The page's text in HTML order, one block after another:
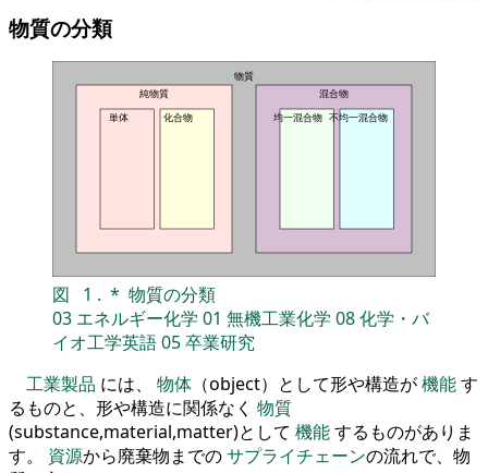
物質の分類
物質
純物質
単体
化合物
混合物
均一混合物 不均一混合物
図 1 . * 物質の分類
03 エネルギー化学 01 無機工業化学 08化学・バ
イオ工学英語05卒業研究
工業製品 には、 物体 （object）として形や構造が機能す
るものと、形や構造に関係なく 物質
(substance,material,matter)として 機能するものがありま
す。 資源から廃棄物までのサプライチェーンの流れで、物